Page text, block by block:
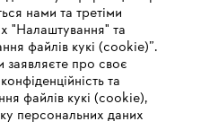
нами та третіми
"Налаштування" та
файлів кукі (cookie)”.
заявляєте про своє
та
файлів кукі (cookie),
персональних даних